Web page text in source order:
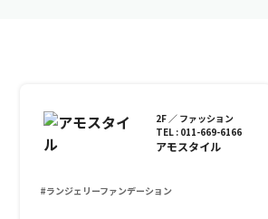
2F ／ ファッション
TEL : 011-669-6166
アモスタイル
#ランジェリーファンデーション